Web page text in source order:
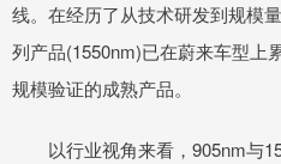
线。在经历了从技术研发到规模
列产品(1550nm)已在蔚来车型上
规模验证的成熟产品。
以行业视角来看，905nm与